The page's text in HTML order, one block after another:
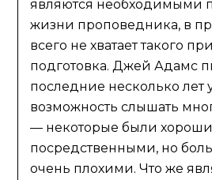
являются необходимыми
жизни проповедника, в
всего не хватает такого
подготовка. Джей Адамс
последние несколько лет
возможность слышать
— некоторые были
посредственными, но
очень плохими. Что же